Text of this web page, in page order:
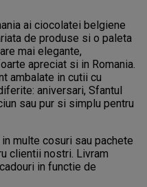
ai ciocolatei belgiene
de produse si o paleta
mai elegante,
apreciat si in Romania.
ambalate in cutii cu
aniversari, Sfantul
sau pur si simplu pentru
multe cosuri sau pachete
clientii nostri. Livram
in functie de